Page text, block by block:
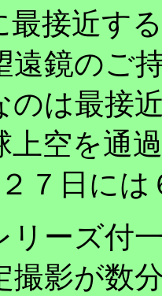
最接近す
遠鏡のご
のは最接
上空を通
７日に
リーズ付
撮影が数